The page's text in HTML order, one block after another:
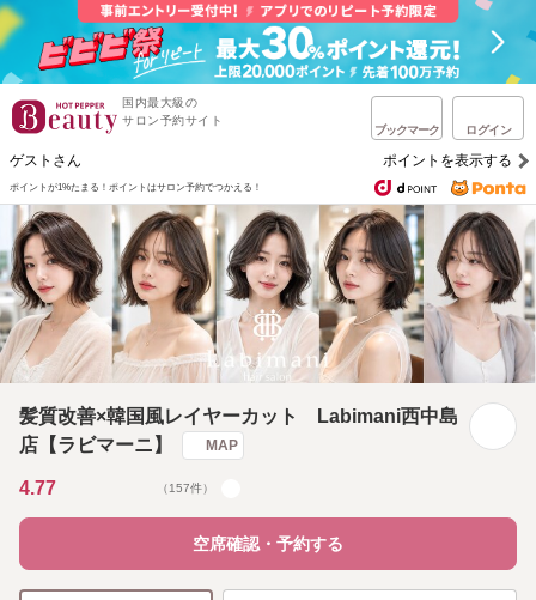
国内最大級の
サロン予約サイト
ブックマーク ログイン
ゲストさん ポイントを表示する
ポイントが1%たまる！ ポイントはサロン予約でつかえる！
髪質改善×韓国風レイヤーカット Labimani西中島
店【ラビマーニ】
MAP
4.77 （157件）
空席確認・予約する